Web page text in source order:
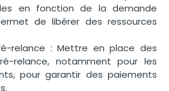
en fonction de la demande
de libérer des ressources
relance : Mettre en place des
relance, notamment pour les
pour garantir des paiements